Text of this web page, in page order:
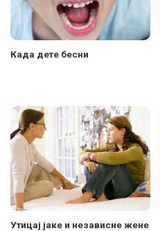
Када дете бесни
Утицај јаке и независне жене